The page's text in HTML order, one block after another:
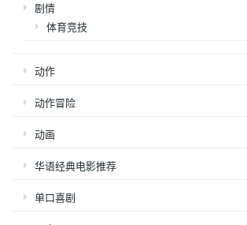
剧情
体育竞技
动作
动作冒险
动画
华语经典电影推荐
单口喜剧